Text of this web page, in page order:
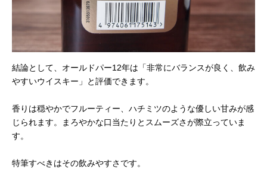
結論として、オールドパー12年は「非常にバランスが良く、飲み
やすいウイスキー」と評価できます。
香りは穏やかでフルーティー、ハチミツのような優しい甘みが感
じられます。まろやかな口当たりとスムーズさが際立っていま
す。
特筆すべきはその飲みやすさです。